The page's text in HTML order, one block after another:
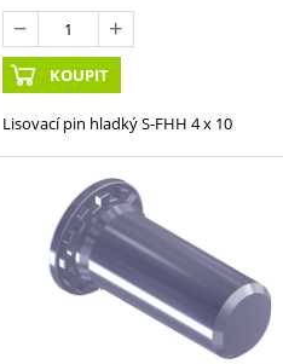
KOUPIT
Lisovací pin hladký S-FHH 4 x 10